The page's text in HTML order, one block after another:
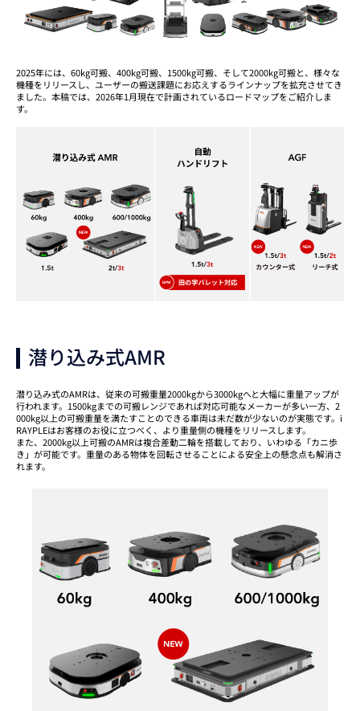
2025年には、60kg可搬、400kg可搬、1500kg可搬、そして2000kg可搬と、様々な
機種をリリースし、ユーザーの搬送課題にお応えするラインナップを拡充させてき
ました。本稿では、2026年1月現在で計画されているロードマップをご紹介しま
す。
潜り込み式AMR
潜り込み式のAMRは、従来の可搬重量2000kgから3000kgへと大幅に重量アップが
行われます。1500kgまでの可搬レンジであれば対応可能なメーカーが多い一方、2
000kg以上の可搬重量を満たすことのできる車両は未だ数が少ないのが実態です。i
RAYPLEはお客様のお役に立つべく、より重量側の機種をリリースします。
また、2000kg以上可搬のAMRは複合差動二輪を搭載しており、いわゆる「カニ歩
き」が可能です。重量のある物体を回転させることによる安全上の懸念点も解消さ
れます。